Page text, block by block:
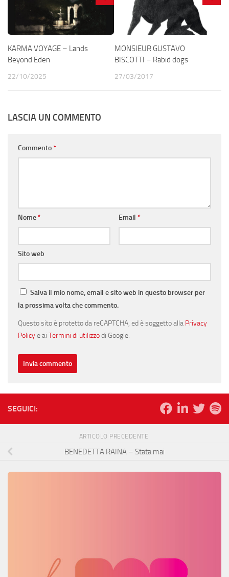
KARMA VOYAGE – Lands
Beyond Eden
22/10/2025
MONSIEUR GUSTAVO
BISCOTTI – Rabid dogs
27/03/2017
LASCIA UN COMMENTO
Commento*
Nome* Email *
Sito web
Salva il mio nome, email e sito web in questo browser per
la prossima volta che commento.
Questo sito è protetto da reCAPTCHA, ed è soggetto alla Privacy
Policye ai Termini di utilizzodi Google.
SEGUICI:
ARTICOLO PRECEDENTE
BENEDETTA RAINA – Stata mai